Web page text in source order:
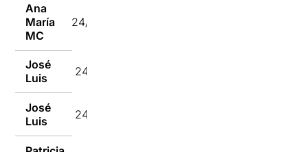
Ana
María
MC
24/02/2023
José
Luis
24/02/2023
José
Luis
24/02/2023